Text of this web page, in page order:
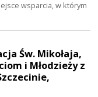
wsparcia, w którym
Św. Mikołaja,
i Młodzieży z